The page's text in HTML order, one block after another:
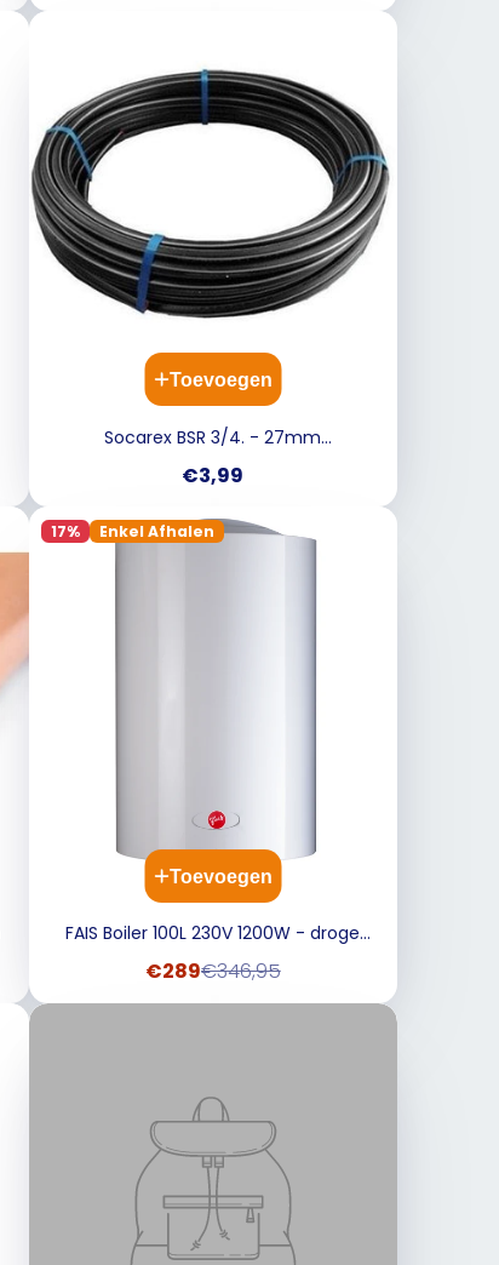
Toevoegen
Socarex BSR 3/4. - 27mm
Prijs
€3,99
17% Enkel Afhalen
Toevoegen
FAIS Boiler 100L 230V 1200W - droge
Verkoopprijs
€289Normale
€346,95